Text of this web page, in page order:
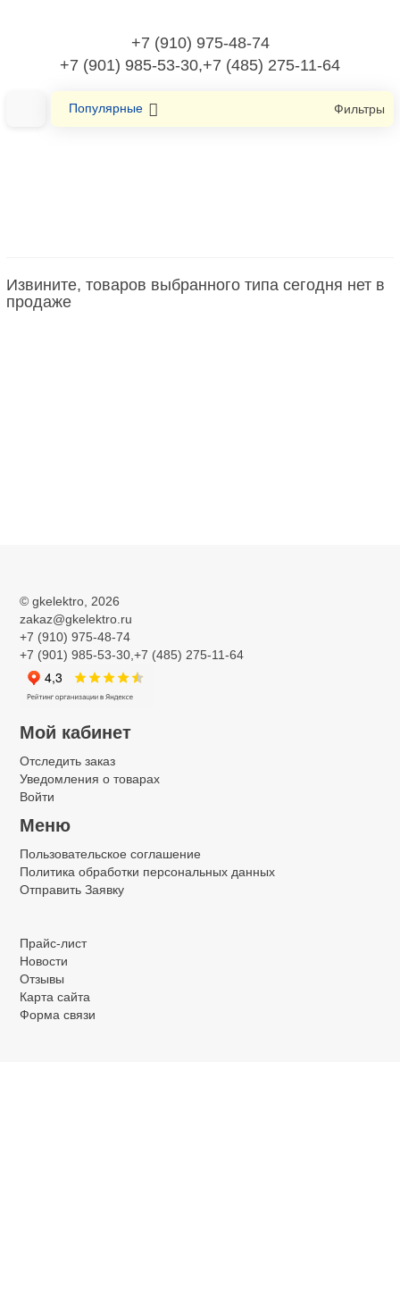
+7 (910) 975-48-74
+7 (901) 985-53-30,+7 (485) 275-11-64
Популярные Фильтры
Тройник трубы для защиты кабеля
Извините, товаров выбранного типа сегодня нет в
продаже
© gkelektro , 2026
zakaz@gkelektro.ru
+7 (910) 975-48-74
+7 (901) 985-53-30,+7 (485) 275-11-64
Мой кабинет
Отследить заказ
Уведомления о товарах
Войти
Меню
Пользовательское соглашение
Политика обработки персональных данных
Отправить Заявку
Прайс-лист
Новости
Отзывы
Карта сайта
Форма связи